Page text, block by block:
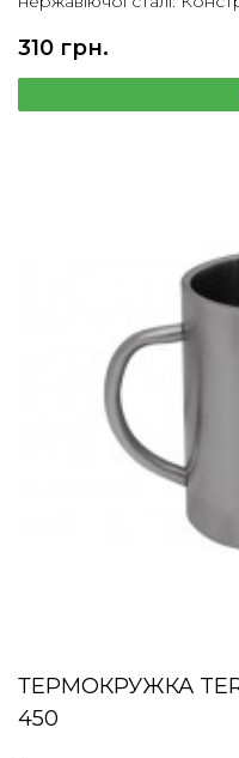
310 грн.
ТЕРМОКРУЖКА
450